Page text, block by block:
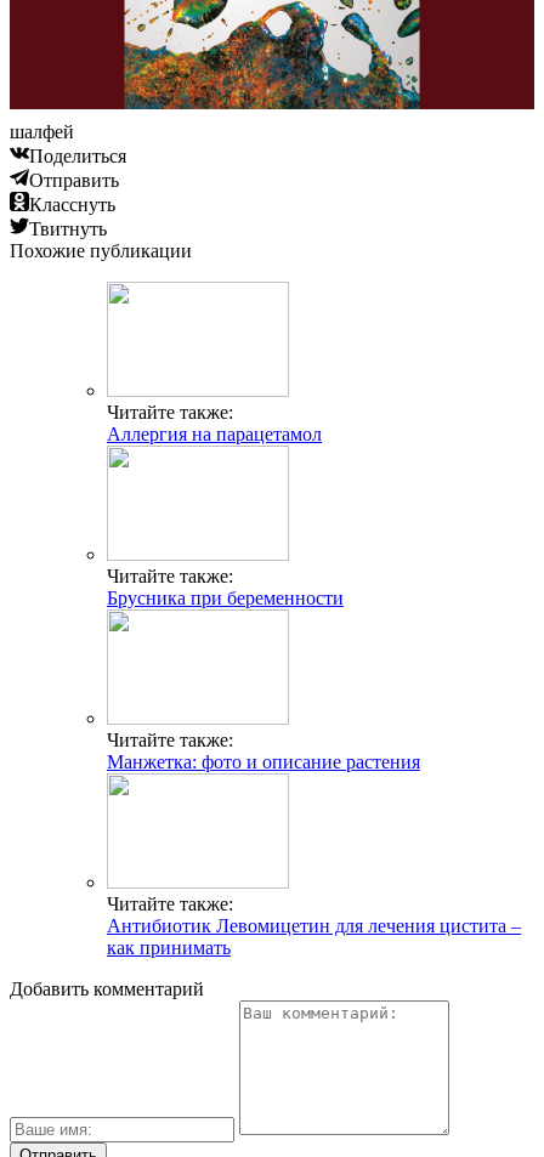
шалфей
Поделиться
Отправить
Класснуть
Твитнуть
Похожие публикации
Читайте также:
Аллергия на парацетамол
Читайте также:
Брусника при беременности
Читайте также:
Манжетка: фото и описание растения
Читайте также:
Антибиотик Левомицетин для лечения цистита –
как принимать
Добавить комментарий